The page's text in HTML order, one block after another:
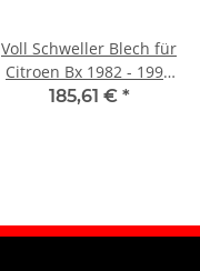
Voll Schweller Blech für
Citroen Bx 1982 - 1994
links
185,61 € *